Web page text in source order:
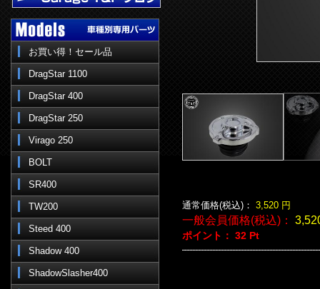
お買い得！セール品
DragStar 1100
DragStar 400
DragStar 250
Virago 250
BOLT
SR400
TW200
Steed 400
Shadow 400
ShadowSlasher400
通常価格(税込)： 3,520 円
一般会員価格(税込)：
ポイント： 32 Pt